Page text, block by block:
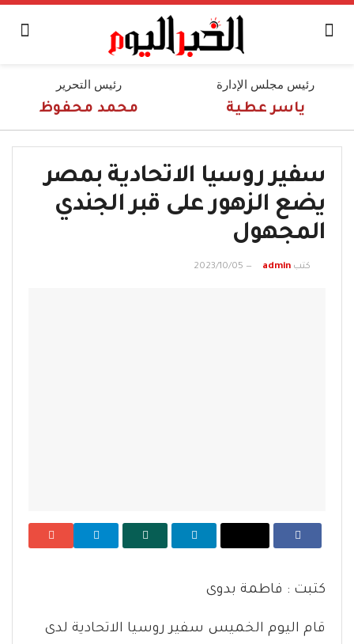
رئيس مجلس الإدارة
ياسر عطية
رئيس التحرير
محمد محفوظ
سفير روسيا الاتحادية بمصر
يضع الزهور على قبر الجندي
المجهول
كتب admin
2023/10/05
كتبت : فاطمة بدوى
قام اليوم الخميس سفير روسيا الاتحادية لدى